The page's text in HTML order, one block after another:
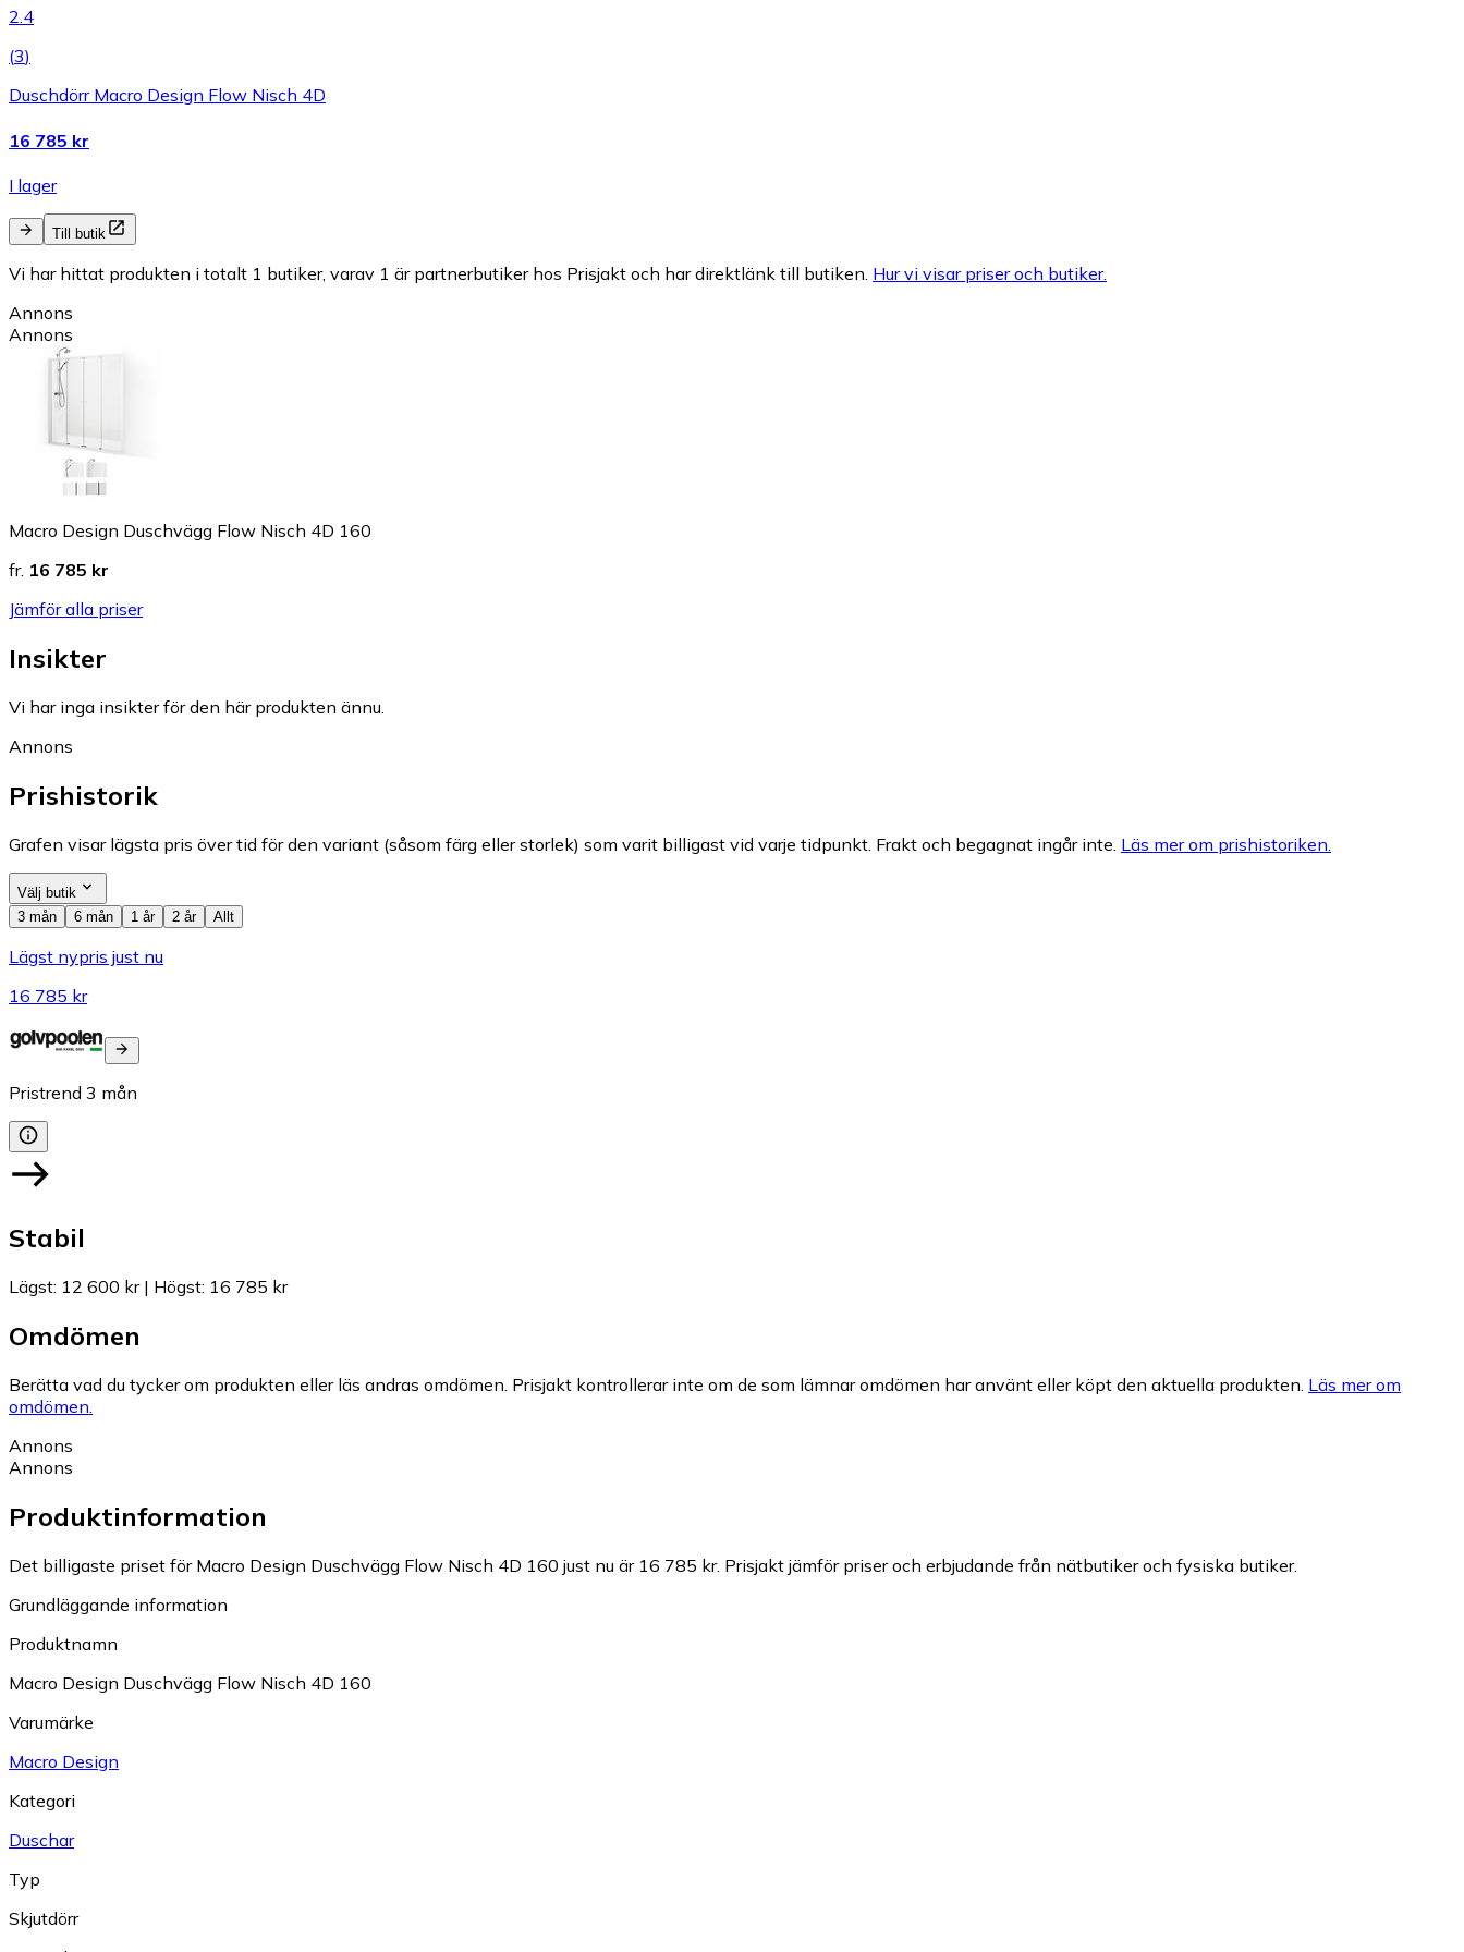
2.4
(3)
Duschdörr Macro Design Flow Nisch 4D
16 785 kr
I lager
Till butik
Vi har hittat produkten i totalt 1 butiker, varav 1 är partnerbutiker hos Prisjakt och har direktlänk till butiken. Hur vi visar priser och butiker.
Annons
Annons
Macro Design Duschvägg Flow Nisch 4D 160
fr. 16 785 kr
Jämför alla priser
Insikter
Vi har inga insikter för den här produkten ännu.
Annons
Prishistorik
Grafen visar lägsta pris över tid för den variant (såsom färg eller storlek) som varit billigast vid varje tidpunkt. Frakt och begagnat ingår inte. Läs mer om prishistoriken.
Välj butik
3 mån
6 mån 1 år 2 år Allt
Lägst nypris just nu
16 785 kr
Pristrend 3 mån
Stabil
Lägst: 12 600 kr| Högst: 16 785 kr
Omdömen
Berätta vad du tycker om produkten eller läs andras omdömen. Prisjakt kontrollerar inte om de som lämnar omdömen har använt eller köpt den aktuella produkten. Läs mer om
omdömen.
Annons
Annons
Produktinformation
Det billigaste priset för Macro Design Duschvägg Flow Nisch 4D 160 just nu är 16 785 kr. Prisjakt jämför priser och erbjudande från nätbutiker och fysiska butiker.
Grundläggande information
Produktnamn
Macro Design Duschvägg Flow Nisch 4D 160
Varumärke
Macro Design
Kategori
Duschar
Typ
Skjutdörr